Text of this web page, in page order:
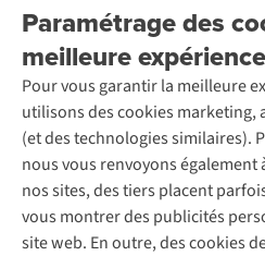
Paramétrage des
meilleure
Pour vous garantir la meilleure
utilisons des cookies
(et des technologies similaires).
nous vous renvoyons
nos sites, des tiers placent
vous montrer des publicités
site web. En outre, des cookies
Rétractation d'une commande
Entretien & réparations
Garantie
Contactez-nous
À propos d’Ayacucho
Nos magasins
À propos d’A.S.Adventure
Déclaration d'accessibilité
Location / Location sports d’hiver
Entretien de ski
Service de lavage
Entretien de chaussures
Réparation de chaussures
Réparation de vêtements
Retouches
Pour les entreprises
Découvrez
A.S.Magazine
Explore Camp
Gear Check
Expertise & conseils
Abonnez-vous à la newsletter
Suivez-